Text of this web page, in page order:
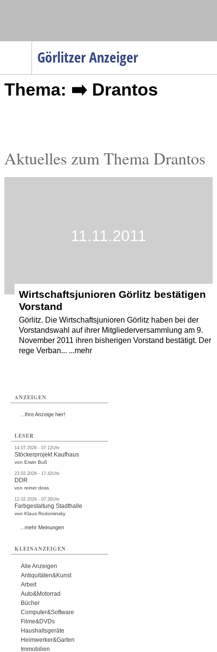
Görlitzer Anzeiger
Menüpunkte
Startseite
Verkehr
Thema: ➡️ Drantos
Aktuelles zum Thema Drantos
11.11.2011
Wirtschaftsjunioren Görlitz bestätigen
Vorstand
Görlitz. Die Wirtschaftsjunioren Görlitz haben bei der
Vorstandswahl auf ihrer Mitgliederversammlung am 9.
November 2011 ihren bisherigen Vorstand bestätigt. Der
rege Verban... ...mehr
ANZEIGEN
...Ihre Anzeige hier!
LESER
14.07.2026 - 07:12Uhr
Stöckerprojekt Kaufhaus
von Erwin Buß
23.02.2026 - 17:42Uhr
DDR
von reiner doss
12.02.2026 - 07:30Uhr
Farbgestaltung Stadthalle
von Klaus Rodominsky
...mehr Meinungen
KLEINANZEIGEN
Alle Anzeigen
Antiquitäten&Kunst
Arbeit
Auto&Motorrad
Bücher
Computer&Software
Filme&DVDs
Haushaltsgeräte
Heimwerker&Garten
Immobilien